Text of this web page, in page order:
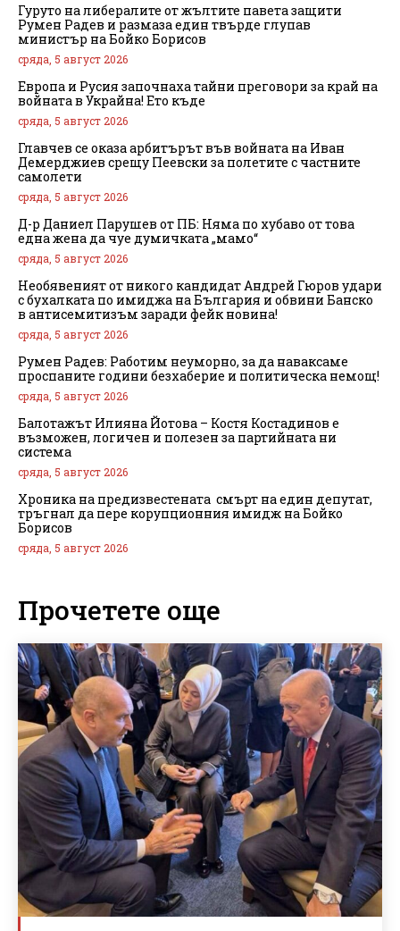
Гуруто на либералите от жълтите павета защити
Румен Радев и размаза един твърде глупав
министър на Бойко Борисов
сряда, 5 август 2026
Европа и Русия започнаха тайни преговори за край на
войната в Украйна! Ето къде
сряда, 5 август 2026
Главчев се оказа арбитърът във войната на Иван
Демерджиев срещу Пеевски за полетите с частните
самолети
сряда, 5 август 2026
Д-р Даниел Парушев от ПБ: Няма по хубаво от това
една жена да чуе думичката „мамо“
сряда, 5 август 2026
Необявеният от никого кандидат Андрей Гюров удари
с бухалката по имиджа на България и обвини Банско
в антисемитизъм заради фейк новина!
сряда, 5 август 2026
Румен Радев: Работим неуморно, за да наваксаме
проспаните години безхаберие и политическа немощ!
сряда, 5 август 2026
Балотажът Илияна Йотова – Костя Костадинов е
възможен, логичен и полезен за партийната ни
система
сряда, 5 август 2026
Хроника на предизвестената смърт на един депутат,
тръгнал да пере корупционния имидж на Бойко
Борисов
сряда, 5 август 2026
Прочетете още